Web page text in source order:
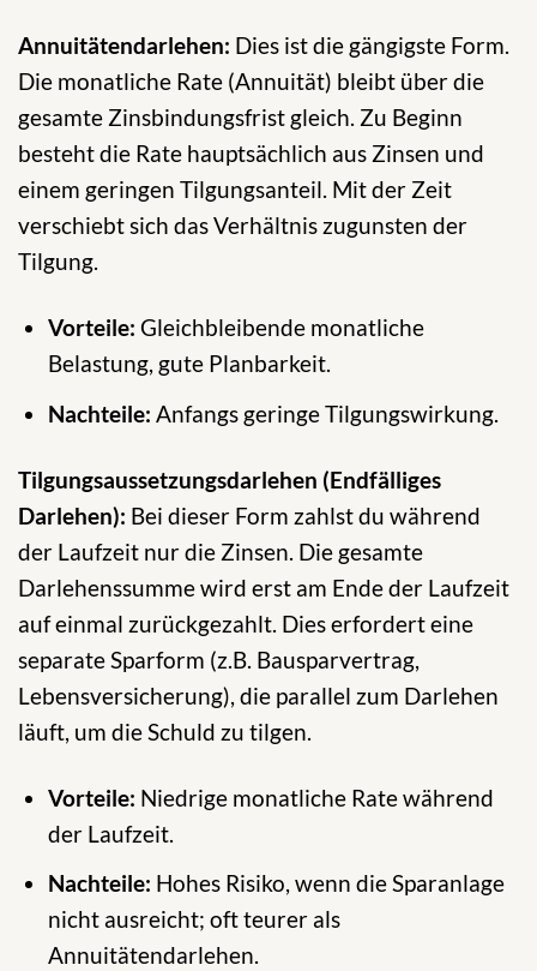
Annuitätendarlehen: Dies ist die gängigste Form.
Die monatliche Rate (Annuität) bleibt über die
gesamte Zinsbindungsfrist gleich. Zu Beginn
besteht die Rate hauptsächlich aus Zinsen und
einem geringen Tilgungsanteil. Mit der Zeit
verschiebt sich das Verhältnis zugunsten der
Tilgung.
Vorteile: Gleichbleibende monatliche
Belastung, gute Planbarkeit.
Nachteile: Anfangs geringe Tilgungswirkung.
Tilgungsaussetzungsdarlehen (Endfälliges
Darlehen): Bei dieser Form zahlst du während
der Laufzeit nur die Zinsen. Die gesamte
Darlehenssumme wird erst am Ende der Laufzeit
auf einmal zurückgezahlt. Dies erfordert eine
separate Sparform (z.B. Bausparvertrag,
Lebensversicherung), die parallel zum Darlehen
läuft, um die Schuld zu tilgen.
Vorteile: Niedrige monatliche Rate während
der Laufzeit.
Nachteile: Hohes Risiko, wenn die Sparanlage
nicht ausreicht; oft teurer als
Annuitätendarlehen.